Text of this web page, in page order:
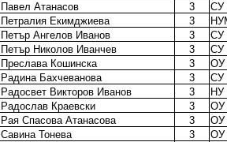
Павел Атанасов
3
СУ
Петралия Екимджиева
3
Петър Ангелов Иванов
3
СУ
Петър Николов Иванчев
3
СУ
Преслава Кошинска
3
ОУ
Радина Бахчеванова
3
СУ
Радосвет Викторов Иванов
3
НУ
Радослав Краевски
3
ОУ
Рая Спасова Атанасова
3
ОУ
Савина Тонева
3
ОУ